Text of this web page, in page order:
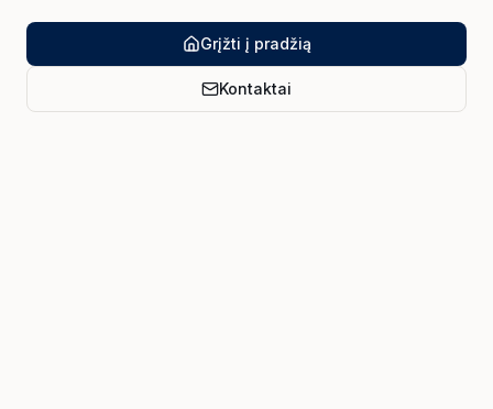
Grįžti į pradžią
Kontaktai